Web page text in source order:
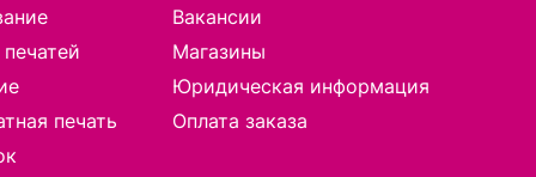
печать
Вакансии
Магазины
Юридическая информация
Оплата заказа